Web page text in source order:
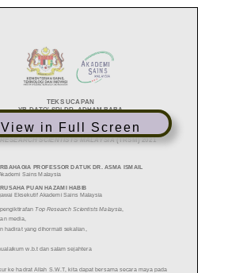
View in Full Screen